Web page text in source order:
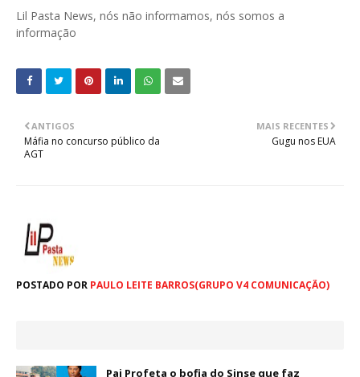
Lil Pasta News, nós não informamos, nós somos a
informação
MAIS RECENTES
Gugu nos EUA
ANTIGOS
Máfia no concurso público da
AGT
POSTADO POR PAULO LEITE BARROS(GRUPO V4 COMUNICAÇÃO)
Pai Profeta o bofia do Sinse que faz